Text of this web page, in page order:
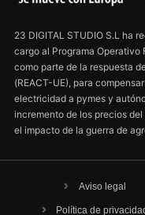
23 DIGITAL STUDIO S.L ha
cargo al Programa
como parte de la respuesta
(REACT-UE), para
electricidad a pymes y
incremento de los precios
el impacto de la guerra de
Aviso legal
Política de